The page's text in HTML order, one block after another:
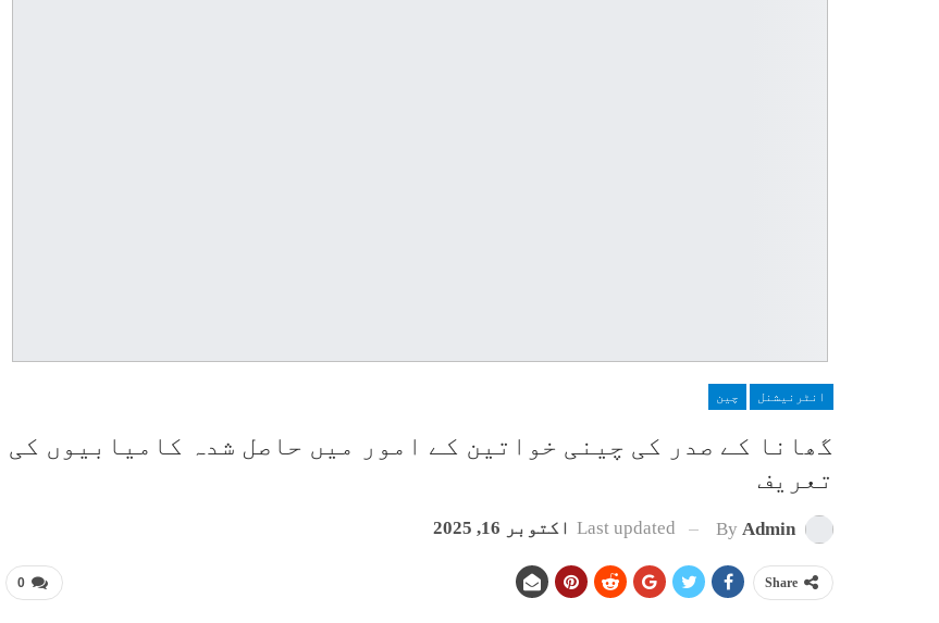
انٹرنیشنل چین
گھانا کے صدر کی چینی خواتین کے امور میں حاصل شدہ کامیابیوں کی
تعریف
By Admin
Last updated اکتوبر 16, 2025
0 Share